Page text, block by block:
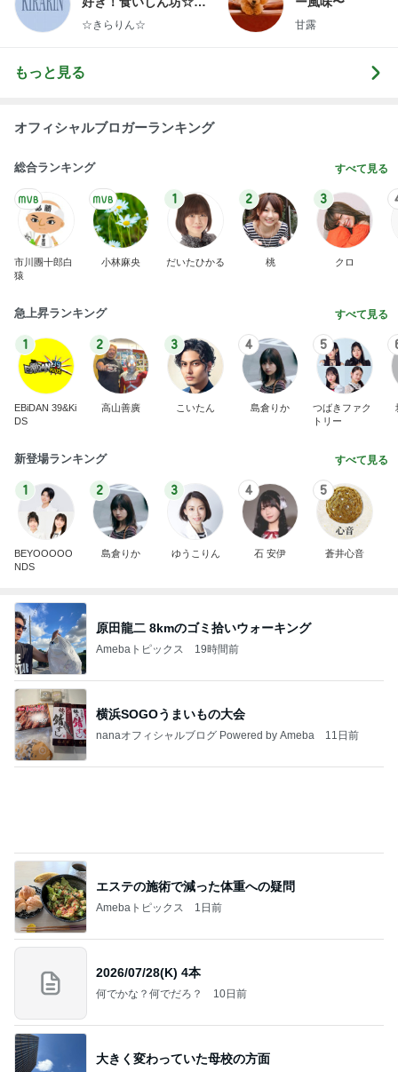
らりん☆のブログ
☆きらりん☆ 甘露
もっと見る
オフィシャルブロガーランキング
総合ランキング すべて見る
市川團十郎白
猿
小林麻央
1
だいたひかる
2
桃
3
クロ
急上昇ランキング すべて見る
1
EBiDAN 39&Ki
DS
2
高山善廣
3
こいたん
4
島倉りか
5
つばきファク
トリー
新登場ランキング すべて見る
1
BEYOOOOO
NDS
2
島倉りか
3
ゆうこりん
4
石 安伊
5
蒼井心音
原田龍二 8kmのゴミ拾いウォーキング
Amebaトピックス 19時間前
横浜SOGOうまいもの大会
nanaオフィシャルブログ Powered by Ameba 11日前
エステの施術で減った体重への疑問
Amebaトピックス 1日前
2026/07/28(K) 4本
何でかな？何でだろ？ 10日前
大きく変わっていた母校の方面